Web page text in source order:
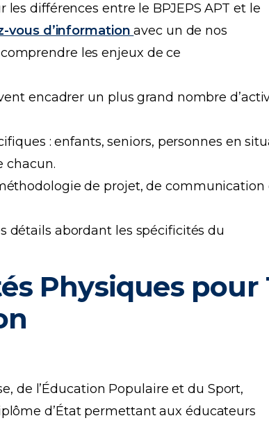
différences entre le BPJEPS APT et le
vous d’informationavec un de nos
les enjeux de ce
encadrer un plus grand nombre
: enfants, seniors, personnes en
chacun.
de projet, de communication
détails abordant les spécificités du
Physiques pour
de l’Éducation Populaire et du Sport,
d’État permettant aux éducateurs